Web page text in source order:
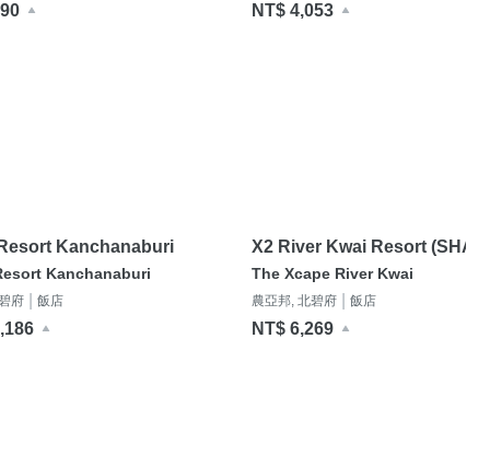
NT$ 4,053
Kanchanaburi
Kanchanaburi
府 飯店
X2 River Kwai Resort (SHA
Certified)
The Xcape River Kwai
農亞邦, 北碧府 飯店
NT$ 6,269